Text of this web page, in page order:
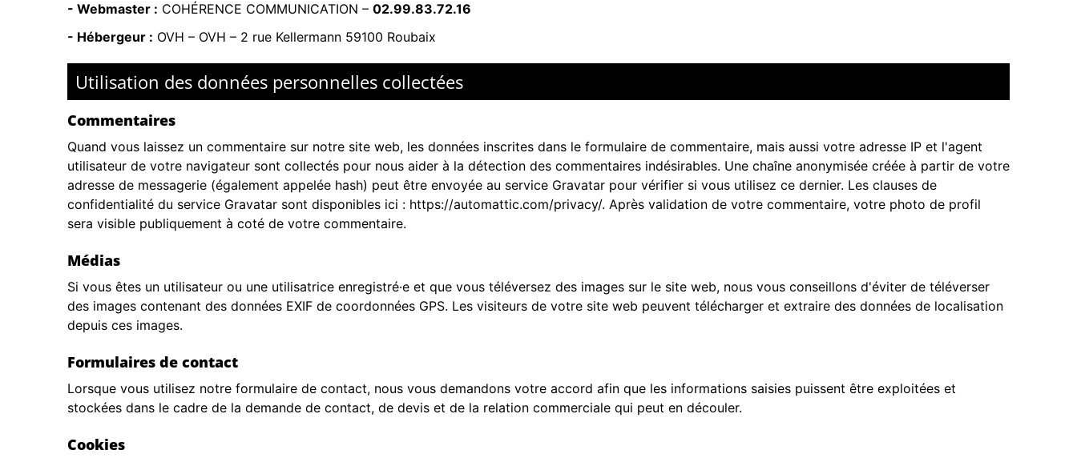
- Webmaster : COHÉRENCE COMMUNICATION – 02.99.83.72.16
- Hébergeur : OVH – OVH – 2 rue Kellermann 59100 Roubaix
Utilisation des données personnelles collectées
Commentaires
Quand vous laissez un commentaire sur notre site web, les données inscrites dans le formulaire de commentaire, mais aussi votre adresse IP et l'agent
utilisateur de votre navigateur sont collectés pour nous aider à la détection des commentaires indésirables. Une chaîne anonymisée créée à partir de votre
adresse de messagerie (également appelée hash) peut être envoyée au service Gravatar pour vérifier si vous utilisez ce dernier. Les clauses de
confidentialité du service Gravatar sont disponibles ici : https://automattic.com/privacy/. Après validation de votre commentaire, votre photo de profil
sera visible publiquement à coté de votre commentaire.
Médias
Si vous êtes un utilisateur ou une utilisatrice enregistré·e et que vous téléversez des images sur le site web, nous vous conseillons d'éviter de téléverser
des images contenant des données EXIF de coordonnées GPS. Les visiteurs de votre site web peuvent télécharger et extraire des données de localisation
depuis ces images.
Formulaires de contact
Lorsque vous utilisez notre formulaire de contact, nous vous demandons votre accord afin que les informations saisies puissent être exploitées et
stockées dans le cadre de la demande de contact, de devis et de la relation commerciale qui peut en découler.
Cookies